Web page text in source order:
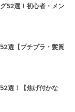
52選！初心者・メン
選【プチプラ・髪質
選！【焦げ付かな